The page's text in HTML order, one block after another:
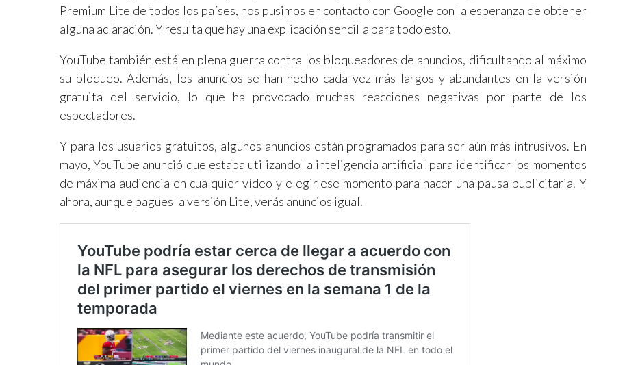
Premium Lite de todos los países, nos pusimos en contacto con Google con la esperanza de obtener
alguna aclaración. Y resulta que hay una explicación sencilla para todo esto.
YouTube también está en plena guerra contra los bloqueadores de anuncios, dificultando al máximo
su bloqueo. Además, los anuncios se han hecho cada vez más largos y abundantes en la versión
gratuita del servicio, lo que ha provocado muchas reacciones negativas por parte de los
espectadores.
Y para los usuarios gratuitos, algunos anuncios están programados para ser aún más intrusivos. En
mayo, YouTube anunció que estaba utilizando la inteligencia artificial para identificar los momentos
de máxima audiencia en cualquier vídeo y elegir ese momento para hacer una pausa publicitaria. Y
ahora, aunque pagues la versión Lite, verás anuncios igual.